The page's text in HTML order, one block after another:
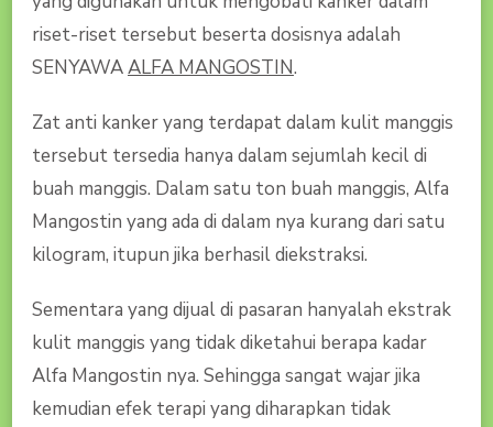
riset-riset tersebut beserta dosisnya adalah
SENYAWAALFA MANGOSTIN.
Zat anti kanker yang terdapat dalam kulit manggis
tersebut tersedia hanya dalam sejumlah kecil di
buah manggis. Dalam satu ton buah manggis, Alfa
Mangostin yang ada di dalam nya kurang dari satu
kilogram, itupun jika berhasil diekstraksi.
Sementara yang dijual di pasaran hanyalah ekstrak
kulit manggis yang tidak diketahui berapa kadar
Alfa Mangostin nya. Sehingga sangat wajar jika
kemudian efek terapi yang diharapkan tidak